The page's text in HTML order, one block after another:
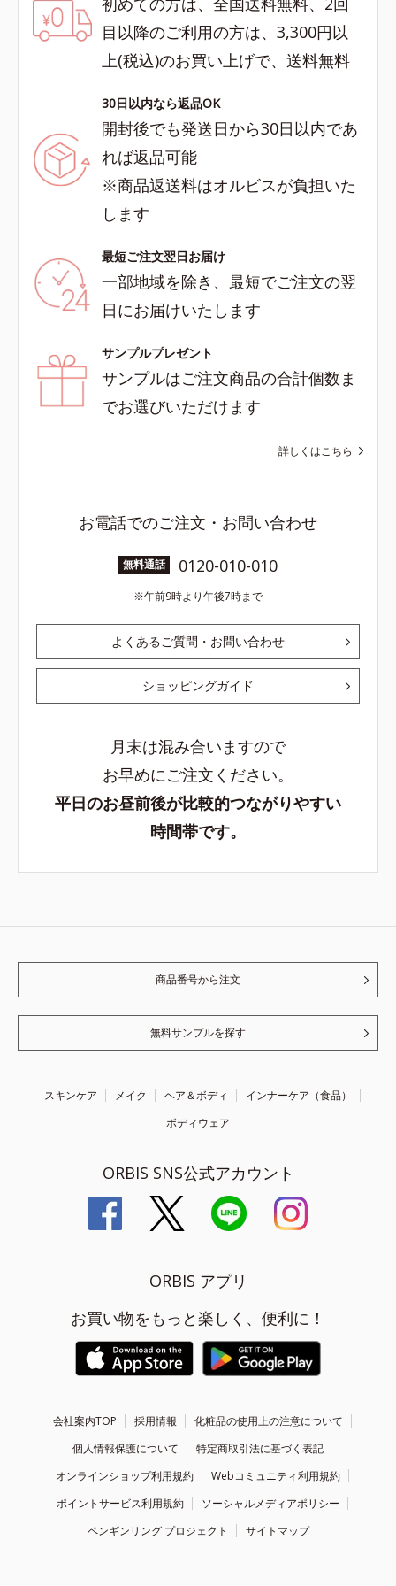
目以降のご利用の方は、3,300円以
上(税込)のお買い上げで、送料無料
30日以内なら返品OK
開封後でも発送日から30日以内であ
れば返品可能
※商品返送料はオルビスが負担いた
します
最短ご注文翌日お届け
一部地域を除き、最短でご注文の翌
日にお届けいたします
サンプルプレゼント
サンプルはご注文商品の合計個数ま
でお選びいただけます
詳しくはこちら
お電話でのご注文・お問い合わせ
無料通話 0120-010-010
午前9時より午後7時まで
よくあるご質問・お問い合わせ
ショッピングガイド
月末は混み合いますので
お早めにご注文ください。
平日のお昼前後が比較的つながりやすい
時間帯です。
商品番号から注文
無料サンプルを探す
スキンケア メイク ヘア＆ボディ
インナーケア（食品）
ボディウェア
ORBIS SNS公式アカウント
ORBIS アプリ
お買い物をもっと楽しく、便利に！
会社案内TOP 採用情報
化粧品の使用上の注意について
個人情報保護について
特定商取引法に基づく表記
オンラインショップ利用規約
Webコミュニティ利用規約
ポイントサービス利用規約
ソーシャルメディアポリシー
ペンギンリング プロジェクト
サイトマップ